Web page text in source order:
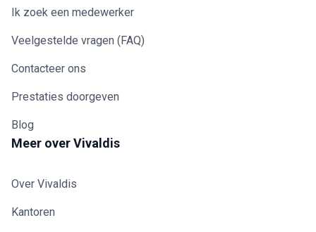
Ik zoek een medewerker
Veelgestelde vragen (FAQ)
Contacteer ons
Prestaties doorgeven
Blog
Meer over Vivaldis
Over Vivaldis
Kantoren